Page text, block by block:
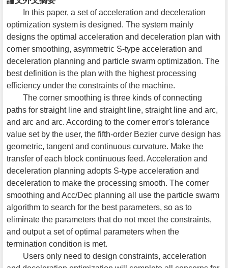
In this paper, a set of acceleration and deceleration
optimization system is designed. The system mainly
designs the optimal acceleration and deceleration plan with
corner smoothing, asymmetric S-type acceleration and
deceleration planning and particle swarm optimization. The
best definition is the plan with the highest processing
efficiency under the constraints of the machine.
The corner smoothing is three kinds of connecting
paths for straight line and straight line, straight line and arc,
and arc and arc. According to the corner error's tolerance
value set by the user, the fifth-order Bezier curve design has
geometric, tangent and continuous curvature. Make the
transfer of each block continuous feed. Acceleration and
deceleration planning adopts S-type acceleration and
deceleration to make the processing smooth. The corner
smoothing and Acc/Dec planning all use the particle swarm
algorithm to search for the best parameters, so as to
eliminate the parameters that do not meet the constraints,
and output a set of optimal parameters when the
termination condition is met.
Users only need to design constraints, acceleration